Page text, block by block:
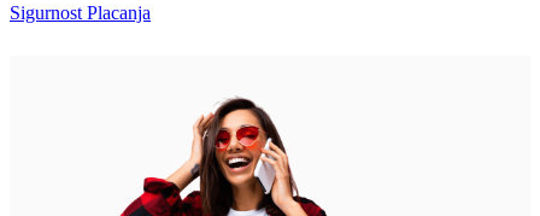
Sigurnost Placanja